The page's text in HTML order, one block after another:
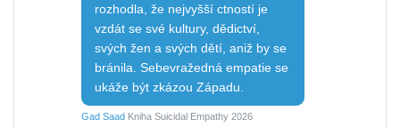
rozhodla, že nejvyšší ctností je
vzdát se své kultury, dědictví,
svých žen a svých dětí, aniž by se
bránila. Sebevražedná empatie se
ukáže být zkázou Západu.
Gad Saad Kniha Suicidal Empathy 2026